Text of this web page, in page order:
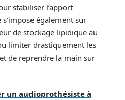
stabiliser l’apport
également sur
de stockage lipidique au
limiter drastiquement les
de reprendre la main sur
un audioprothésiste à